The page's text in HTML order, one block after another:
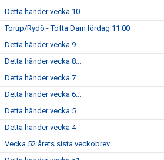
Detta händer vecka 10...
Torup/Rydö - Tofta Dam lördag 11:00
Detta händer vecka 9...
Detta händer vecka 8...
Detta händer vecka 7...
Detta händer vecka 6...
Detta händer vecka 5
Detta händer vecka 4
Vecka 52 årets sista veckobrev